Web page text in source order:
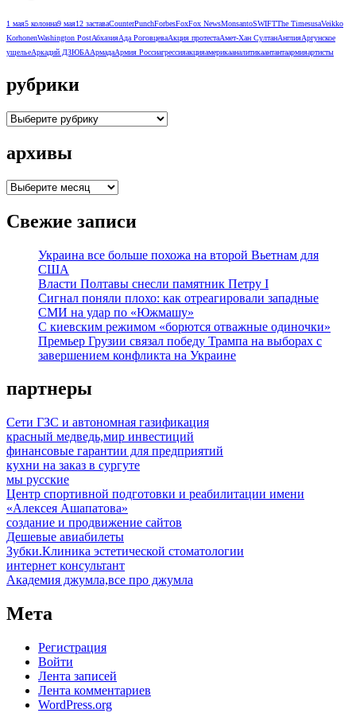
1 мая5 колонна9 мая12 заставаCounterPunchForbesFoxFox NewsMonsantoSWIFTThe TimesusaVeikko
KorhonenWashington PostАбхазияАда РоговцеваАкция протестаАмет-Хан СултанАнглияАргунское
ущельеАркадий ДЗЮБААрмадаАрмия Россиагрессияакцияамерикааналитикаантантаармияартисты
рубрики
рубрики
архивы
архивы
Свежие записи
Украина все больше похожа на второй Вьетнам для
США
Власти Полтавы снесли памятник Петру I
Сигнал поняли плохо: как отреагировали западные
СМИ на удар по «Южмашу»
С киевским режимом «борются отважные одиночки»
Премьер Грузии связал победу Трампа на выборах с
завершением конфликта на Украине
партнеры
Сети ГЗС и автономная газификация
красный медведь,мир инвестиций
финансовые гарантии для предприятий
кухни на заказ в сургуте
мы русские
Центр спортивной подготовки и реабилитации имени
«Алексея Ашапатова»
создание и продвижение сайтов
Дешевые авиабилеты
Зубки.Клиника эстетической стоматологии
интернет консультант
Академия джумла,все про джумла
Мета
Регистрация
Войти
Лента записей
Лента комментариев
WordPress.org